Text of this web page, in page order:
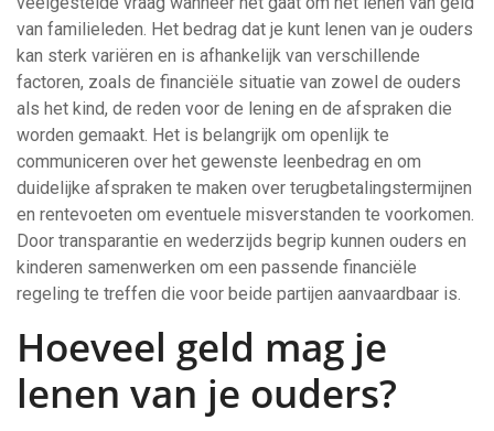
van familieleden. Het bedrag dat je kunt lenen van je ouders
kan sterk variëren en is afhankelijk van verschillende
factoren, zoals de financiële situatie van zowel de ouders
als het kind, de reden voor de lening en de afspraken die
worden gemaakt. Het is belangrijk om openlijk te
communiceren over het gewenste leenbedrag en om
duidelijke afspraken te maken over terugbetalingstermijnen
en rentevoeten om eventuele misverstanden te voorkomen.
Door transparantie en wederzijds begrip kunnen ouders en
kinderen samenwerken om een passende financiële
regeling te treffen die voor beide partijen aanvaardbaar is.
Hoeveel geld mag je
lenen van je ouders?